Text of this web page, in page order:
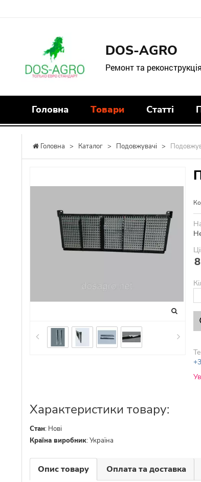
DOS-AGRO
Ремонт та
Головна Товари Статті
Головна > Каталог > Подовжувачі >
Характеристики товару:
Стан: Нові
Країна виробник:Україна
Опис товару Оплата та доставка